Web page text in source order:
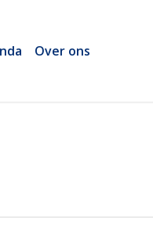
Over ons